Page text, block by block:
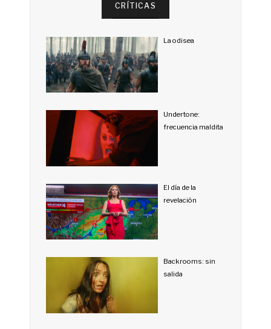
CRÍTICAS
La odisea
Undertone:
frecuencia maldita
El día de la
revelación
Backrooms: sin
salida